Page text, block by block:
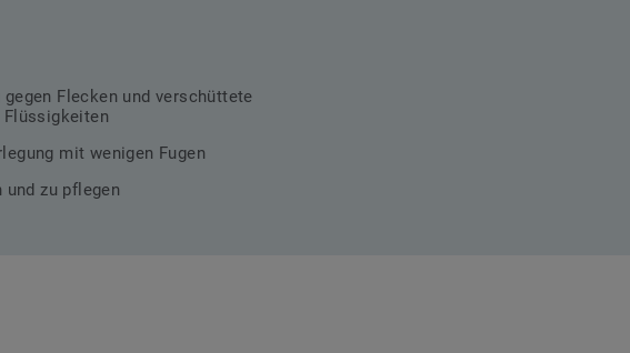
Flecken und verschüttete
mit wenigen Fugen
zu pflegen